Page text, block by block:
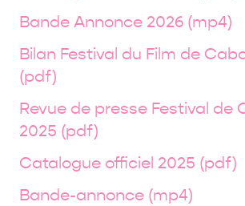
Bande Annonce 2026 (mp4)
Bilan Festival du Film de
(pdf)
Revue de presse Festival de
2025 (pdf)
Catalogue officiel 2025 (pdf)
Bande-annonce (mp4)